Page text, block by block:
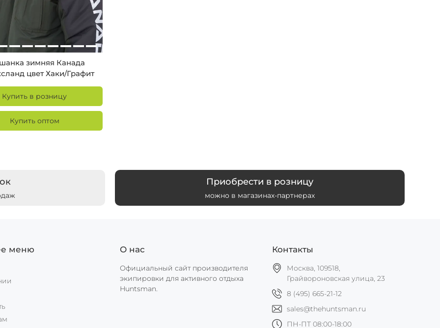
зимняя Канада
цвет Хаки/Графит
Купить в розницу
Купить оптом
Приобрести в розницу
можно в магазинах-партнерах
меню О нас
Официальный сайт производителя
экипировки для активного отдыха
Huntsman.
Контакты
Москва, 109518,
Грайвороновская улица, 23
8 (495) 665-21-12
sales@thehuntsman.ru
ПН-ПТ 08:00-18:00